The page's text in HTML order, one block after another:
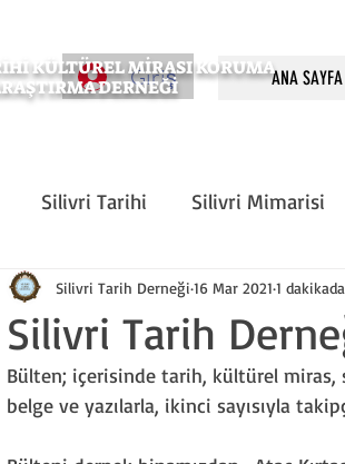
KÜLTÜREL MİRASI KORUMA
DERNEĞİ
Giriş ANA SAYFA
Silivri Tarihi Silivri Mimarisi
Tarih Sanat Önemli Günler
Silivri Çalışmaları Sivil
Silivri Tarih
Silivri Tarih Derneği 16 Mar 2021 1
Bülten; içerisinde tarih, kültürel
belge ve yazılarla, ikinci sayısıyla